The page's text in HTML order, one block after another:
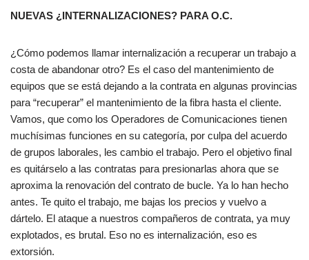
NUEVAS ¿INTERNALIZACIONES? PARA O.C.
¿Cómo podemos llamar internalización a recuperar un trabajo a
costa de abandonar otro? Es el caso del mantenimiento de
equipos que se está dejando a la contrata en algunas provincias
para “recuperar” el mantenimiento de la fibra hasta el cliente.
Vamos, que como los Operadores de Comunicaciones tienen
muchísimas funciones en su categoría, por culpa del acuerdo
de grupos laborales, les cambio el trabajo. Pero el objetivo final
es quitárselo a las contratas para presionarlas ahora que se
aproxima la renovación del contrato de bucle. Ya lo han hecho
antes. Te quito el trabajo, me bajas los precios y vuelvo a
dártelo. El ataque a nuestros compañeros de contrata, ya muy
explotados, es brutal. Eso no es internalización, eso es
extorsión.